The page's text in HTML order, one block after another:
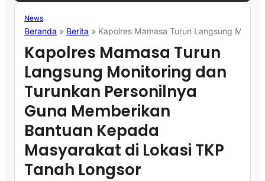
News
Beranda » Berita » Kapolres Mamasa Turun Langsung
Kapolres Mamasa Turun
Langsung Monitoring dan
Turunkan Personilnya
Guna Memberikan
Bantuan Kepada
Masyarakat di Lokasi TKP
Tanah Longsor